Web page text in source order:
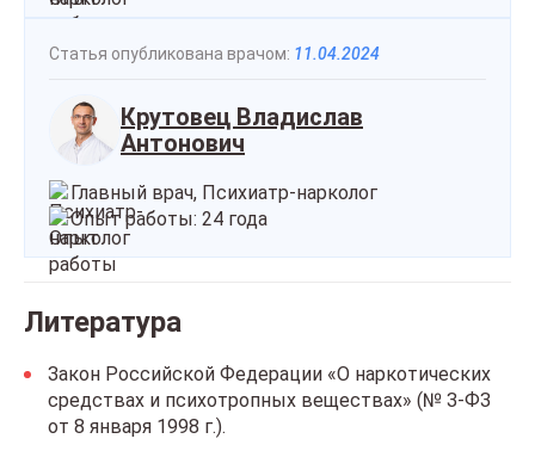
Статья опубликована врачом: 11.04.2024
Крутовец Владислав
Антонович
Главный врач, Психиатр-нарколог
Опыт работы: 24 года
Литература
Закон Российской Федерации «О наркотических
средствах и психотропных веществах» (№ З-ФЗ
от 8 января 1998 г.).